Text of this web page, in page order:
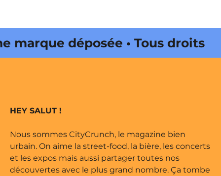
déposée • Tous droits
par Buena Onda Web •
HEY SALUT !
Nous sommes CityCrunch, le magazine bien
urbain. On aime la street-food, la bière, les concerts
et les expos mais aussi partager toutes nos
découvertes avec le plus grand nombre. Ça tombe